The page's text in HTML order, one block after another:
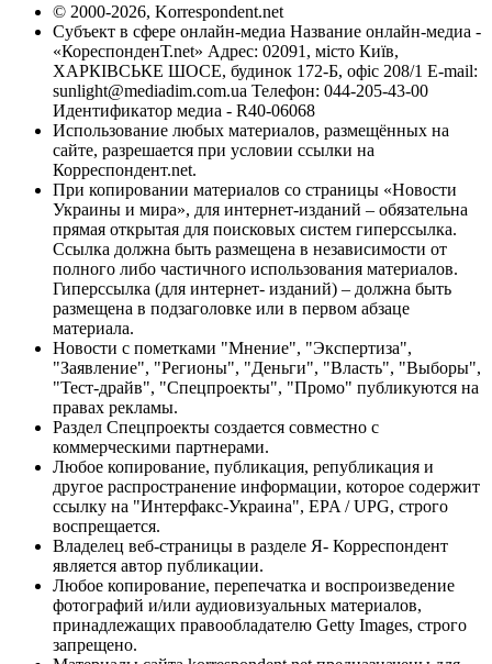
© 2000-2026, Korrespondent.net
Субъект в сфере онлайн-медиа Название онлайн-медиа -
«КореспонденТ.net» Адрес: 02091, місто Київ,
ХАРКІВСЬКЕ ШОСЕ, будинок 172-Б, офіс 208/1 E-mail:
sunlight@mediadim.com.ua Телефон: 044-205-43-00
Идентификатор медиа - R40-06068
Использование любых материалов, размещённых на
сайте, разрешается при условии ссылки на
Корреспондент.net.
При копировании материалов со страницы «Новости
Украины и мира», для интернет-изданий – обязательна
прямая открытая для поисковых систем гиперссылка.
Ссылка должна быть размещена в независимости от
полного либо частичного использования материалов.
Гиперссылка (для интернет- изданий) – должна быть
размещена в подзаголовке или в первом абзаце
материала.
Новости с пометками "Мнение", "Экспертиза",
"Заявление", "Регионы", "Деньги", "Власть", "Выборы",
"Тест-драйв", "Спецпроекты", "Промо" публикуются на
правах рекламы.
Раздел Спецпроекты создается совместно с
коммерческими партнерами.
Любое копирование, публикация, републикация и
другое распространение информации, которое содержит
ссылку на "Интерфакс-Украина", EPA / UPG, строго
воспрещается.
Владелец веб-страницы в разделе Я- Корреспондент
является автор публикации.
Любое копирование, перепечатка и воспроизведение
фотографий и/или аудиовизуальных материалов,
принадлежащих правообладателю Getty Images, строго
запрещено.